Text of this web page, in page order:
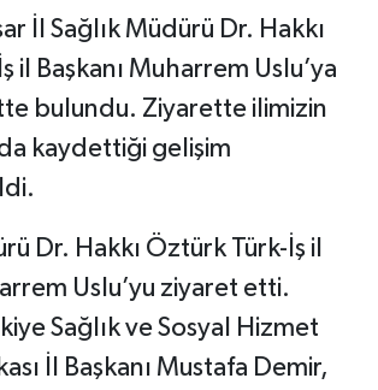
İl Sağlık Müdürü Dr. Hakkı
il Başkanı Muharrem Uslu’ya
bulundu. Ziyarette ilimizin
kaydettiği gelişim
Dr. Hakkı Öztürk Türk-İş il
Uslu’yu ziyaret etti.
Sağlık ve Sosyal Hizmet
İl Başkanı Mustafa Demir,